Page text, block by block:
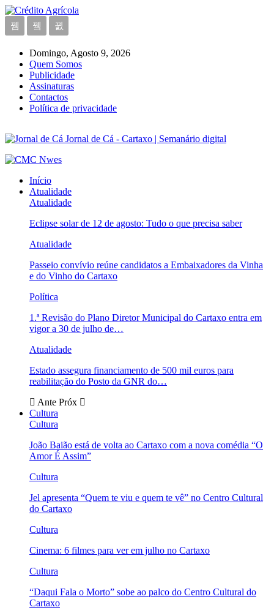
Domingo, Agosto 9, 2026
Quem Somos
Publicidade
Assinaturas
Contactos
Política de privacidade
Jornal de Cá - Cartaxo | Semanário digital
Início
Atualidade
Atualidade
Eclipse solar de 12 de agosto: Tudo o que precisa saber
Atualidade
Passeio convívio reúne candidatos a Embaixadores da Vinha
e do Vinho do Cartaxo
Política
1.ª Revisão do Plano Diretor Municipal do Cartaxo entra em
vigor a 30 de julho de…
Atualidade
Estado assegura financiamento de 500 mil euros para
reabilitação do Posto da GNR do…
Ante Próx
Cultura
Cultura
João Baião está de volta ao Cartaxo com a nova comédia “O
Amor É Assim”
Cultura
Jel apresenta “Quem te viu e quem te vê” no Centro Cultural
do Cartaxo
Cultura
Cinema: 6 filmes para ver em julho no Cartaxo
Cultura
“Daqui Fala o Morto” sobe ao palco do Centro Cultural do
Cartaxo